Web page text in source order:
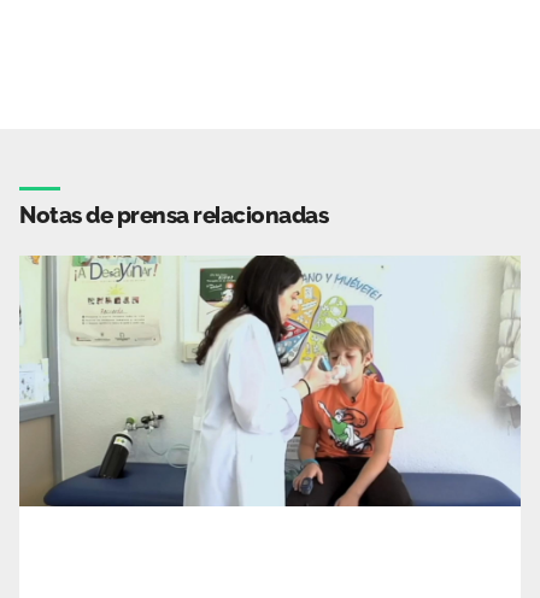
Notas de prensa relacionadas